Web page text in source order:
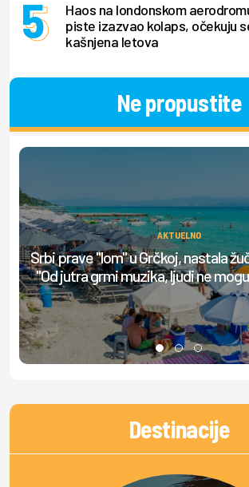
Haos na londonskom
piste izazvao kolaps, očekuju
kašnjena letova
Ne propustite
AKTUELNO
Srbi prave "lom" u Grčkoj, nastala
"Od jutra grmi muzika, ljudi ne
Destinacije